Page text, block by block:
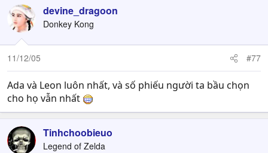
devine_dragoon
Donkey Kong
11/12/05 #77
Ada và Leon luôn nhất, và số phiếu người ta bầu chọn
cho họ vẫn nhất
Tinhchoobieuo
Legend of Zelda